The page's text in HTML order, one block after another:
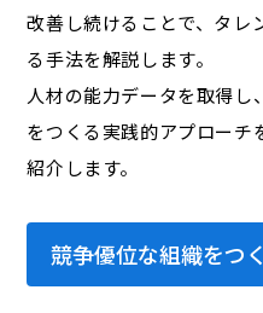
改善し続けることで、タレ
る手法を解説します。
人材の能力データを取得し
をつくる実践的アプローチ
紹介します。
競争優位な組織をつ